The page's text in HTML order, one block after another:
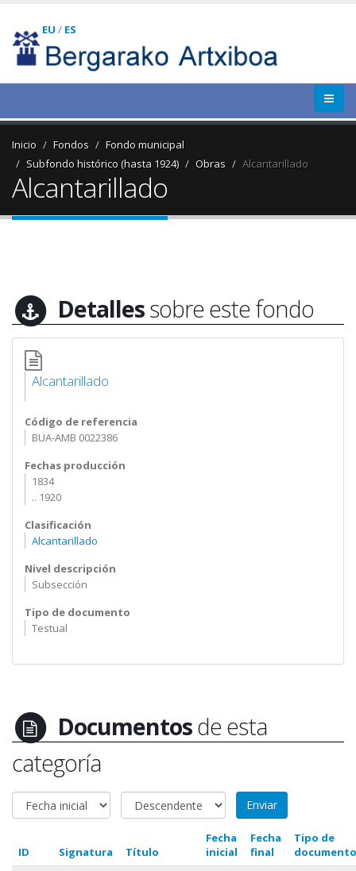
EU / ES
Inicio Fondos
Fondo municipal
Subfondo histórico (hasta 1924)
Obras Alcantarillado
Alcantarillado
Detallessobre este fondo
Alcantarillado
Código de referencia
BUA-AMB 0022386
Fechas producción
1834
.. 1920
Clasificación
Alcantarillado
Nivel descripción
Subsección
Tipo de documento
Testual
Documentosde esta
categoría
ID Signatura Título
Fecha
inicial
Fecha
final
Tipo de
documento